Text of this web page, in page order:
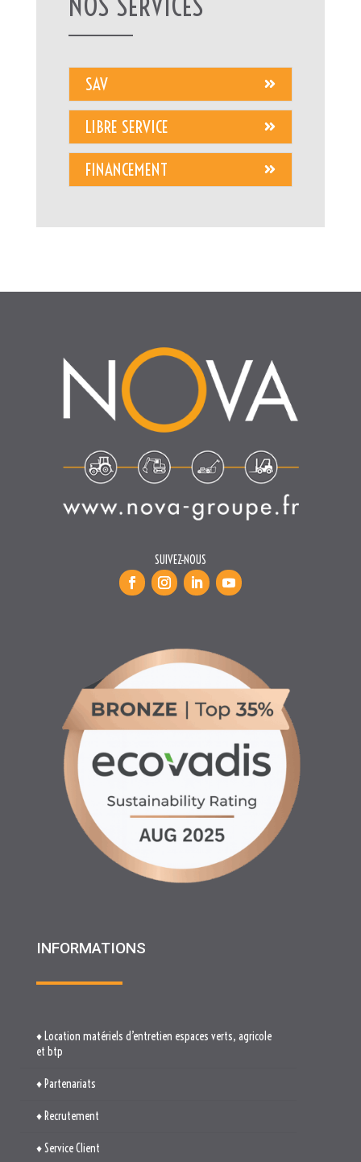
SAV
LIBRE SERVICE
FINANCEMENT
SUIVEZ-NOUS
INFORMATIONS
♦ Location matériels d’entretien espaces verts, agricole
et btp
♦ Partenariats
♦ Recrutement
♦ Service Client